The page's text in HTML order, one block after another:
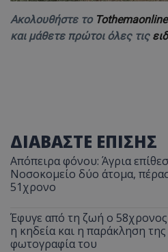
Ακολουθήστε το
και μάθετε πρώτοι όλες τις
ΔΙΑΒΑΣΤΕ ΕΠΙΣΗΣ
Απόπειρα φόνου: Άγρια
Νοσοκομείο δύο άτομα,
51χρονο
Έφυγε από τη ζωή ο
η κηδεία και η παράκληση της
φωτογραφία του